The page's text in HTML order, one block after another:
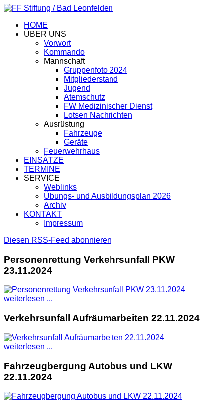
HOME
ÜBER UNS
Vorwort
Kommando
Mannschaft
Gruppenfoto 2024
Mitgliederstand
Jugend
Atemschutz
FW Medizinischer Dienst
Lotsen Nachrichten
Ausrüstung
Fahrzeuge
Geräte
Feuerwehrhaus
EINSÄTZE
TERMINE
SERVICE
Weblinks
Übungs- und Ausbildungsplan 2026
Archiv
KONTAKT
Impressum
Diesen RSS-Feed abonnieren
Personenrettung Verkehrsunfall PKW
23.11.2024
weiterlesen ...
Verkehrsunfall Aufräumarbeiten 22.11.2024
weiterlesen ...
Fahrzeugbergung Autobus und LKW
22.11.2024